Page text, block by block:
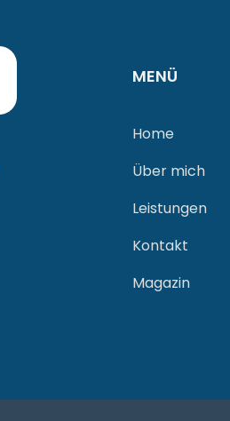
MENÜ
Home
Über mich
Leistungen
Kontakt
Magazin